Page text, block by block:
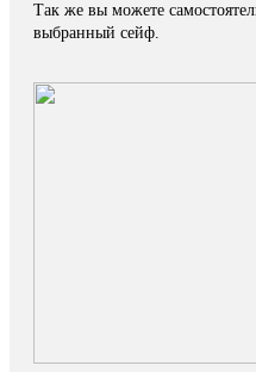
Так же вы можете
выбранный сейф.